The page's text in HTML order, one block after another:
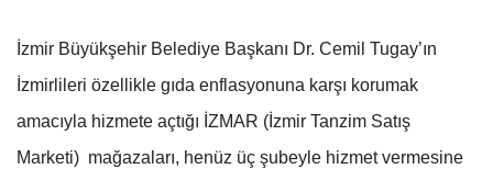
İzmir Büyükşehir Belediye Başkanı Dr. Cemil Tugay’ın
İzmirlileri özellikle gıda enflasyonuna karşı korumak
amacıyla hizmete açtığı İZMAR (İzmir Tanzim Satış
Marketi) mağazaları, henüz üç şubeyle hizmet vermesine